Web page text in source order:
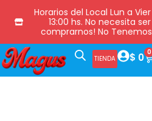
Horarios del Local Lun a
13:00 hs. No necesita
comprarnos! No
TIENDA $ 0 0